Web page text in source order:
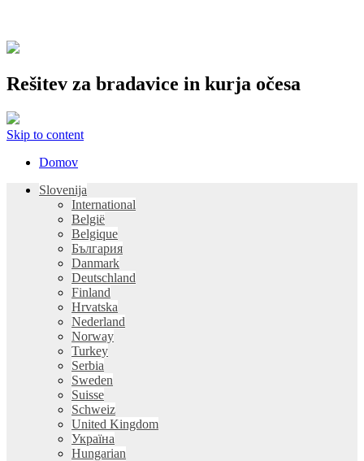
Rešitev za bradavice in kurja očesa
Skip to content
Domov
Slovenija
International
België
Belgique
България
Danmark
Deutschland
Finland
Hrvatska
Nederland
Norway
Turkey
Serbia
Sweden
Suisse
Schweiz
United Kingdom
Україна
Hungarian